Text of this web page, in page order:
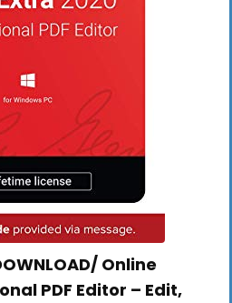
Online
PDF Editor – Edit,